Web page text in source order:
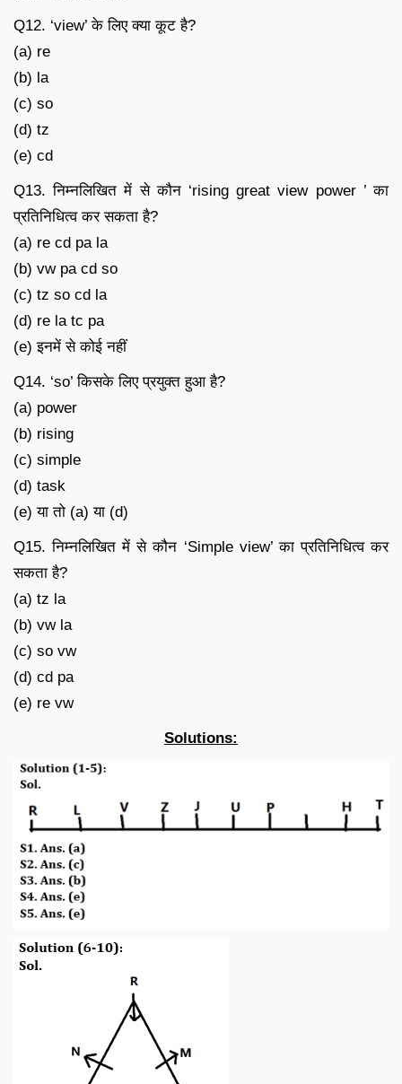
Q12. ‘view’ के लिए क्या कूट है?
(a) re
(b) la
(c) so
(d) tz
(e) cd
Q13. निम्नलिखित में से कौन ‘rising great view power ’ का
प्रतिनिधित्व कर सकता है?
(a) re cd pa la
(b) vw pa cd so
(c) tz so cd la
(d) re la tc pa
(e) इनमें से कोई नहीं
Q14. ‘so’ किसके लिए प्रयुक्त हुआ है?
(a) power
(b) rising
(c) simple
(d) task
(e) या तो (a) या (d)
Q15. निम्नलिखित में से कौन ‘Simple view’ का प्रतिनिधित्व कर
सकता है?
(a) tz la
(b) vw la
(c) so vw
(d) cd pa
(e) re vw
Solutions: